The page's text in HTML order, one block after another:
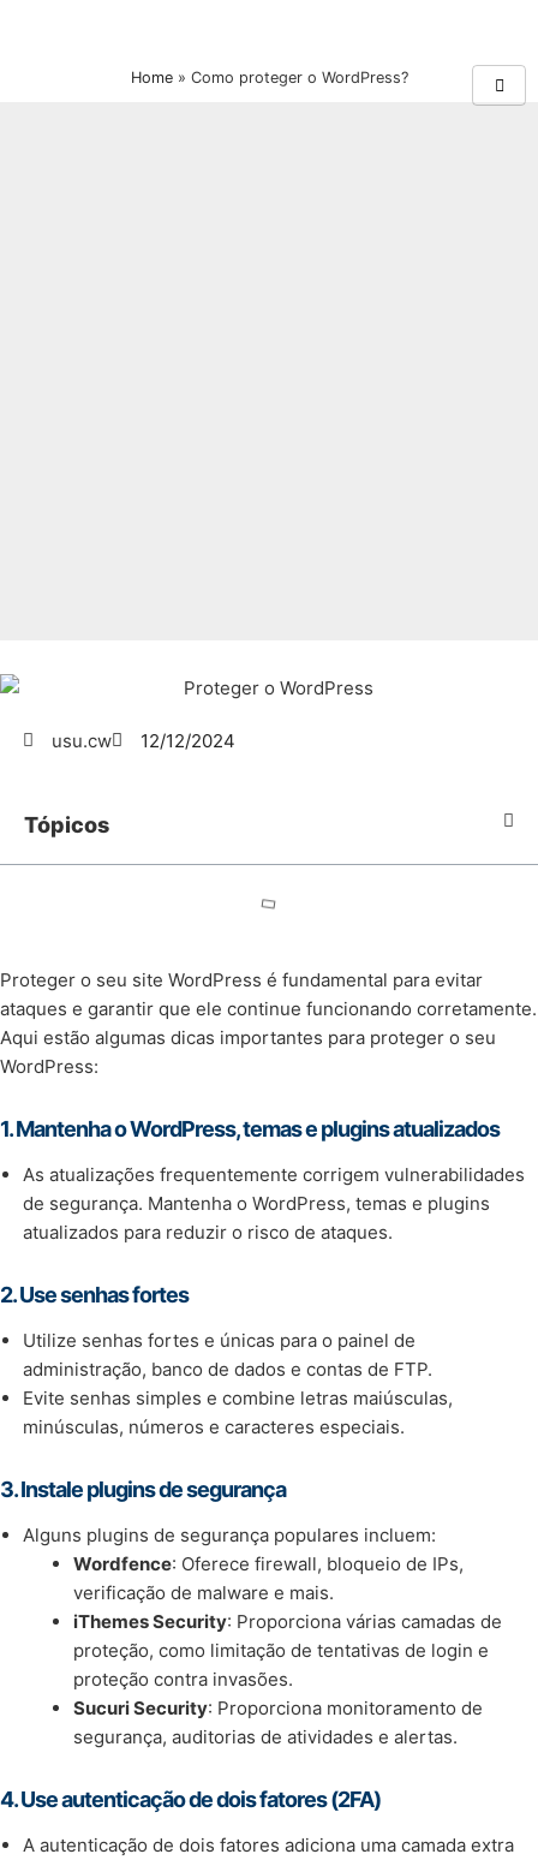
Home» Como proteger o WordPress?
usu.cw 12/12/2024
Tópicos
Proteger o seu site WordPress é fundamental para evitar
ataques e garantir que ele continue funcionando corretamente.
Aqui estão algumas dicas importantes para proteger o seu
WordPress:
1.Mantenha o WordPress, temas e plugins atualizados
As atualizações frequentemente corrigem vulnerabilidades
de segurança. Mantenha o WordPress, temas e plugins
atualizados para reduzir o risco de ataques.
2.Use senhas fortes
Utilize senhas fortes e únicas para o painel de
administração, banco de dados e contas de FTP.
Evite senhas simples e combine letras maiúsculas,
minúsculas, números e caracteres especiais.
3.Instale plugins de segurança
Alguns plugins de segurança populares incluem:
Wordfence: Oferece firewall, bloqueio de IPs,
verificação de malware e mais.
iThemes Security: Proporciona várias camadas de
proteção, como limitação de tentativas de login e
proteção contra invasões.
Sucuri Security: Proporciona monitoramento de
segurança, auditorias de atividades e alertas.
4.Use autenticação de dois fatores (2FA)
A autenticação de dois fatores adiciona uma camada extra